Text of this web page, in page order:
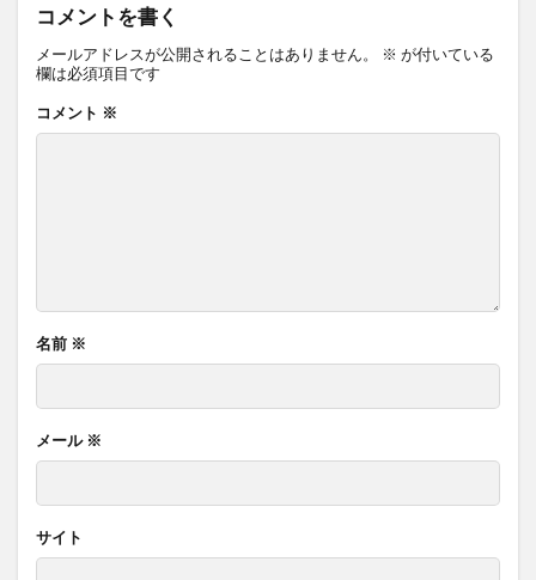
コメントを書く
メールアドレスが公開されることはありません。 ※ が付いている
欄は必須項目です
コメント ※
名前 ※
メール ※
サイト